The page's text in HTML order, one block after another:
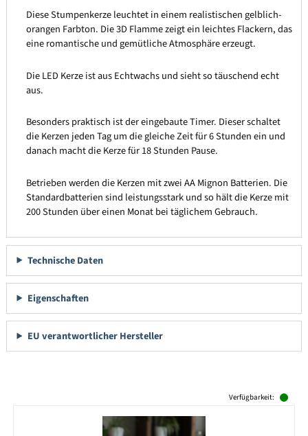
Diese Stumpenkerze leuchtet in einem realistischen gelblich-
orangen Farbton. Die 3D Flamme zeigt ein leichtes Flackern, das
eine romantische und gemütliche Atmosphäre erzeugt.
Die LED Kerze ist aus Echtwachs und sieht so täuschend echt
aus.
Besonders praktisch ist der eingebaute Timer. Dieser schaltet
die Kerzen jeden Tag um die gleiche Zeit für 6 Stunden ein und
danach macht die Kerze für 18 Stunden Pause.
Betrieben werden die Kerzen mit zwei AA Mignon Batterien. Die
Standardbatterien sind leistungsstark und so hält die Kerze mit
200 Stunden über einen Monat bei täglichem Gebrauch.
Technische Daten
Eigenschaften
EU verantwortlicher Hersteller
Verfügbarkeit: